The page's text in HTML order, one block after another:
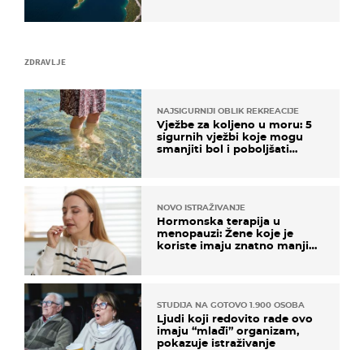
ZDRAVLJE
NAJSIGURNIJI OBLIK REKREACIJE
Vježbe za koljeno u moru: 5
sigurnih vježbi koje mogu
smanjiti bol i poboljšati
NOVO ISTRAŽIVANJE
Hormonska terapija u
menopauzi: Žene koje je
koriste imaju znatno manji
STUDIJA NA GOTOVO 1.900 OSOBA
Ljudi koji redovito rade ovo
imaju “mlađi” organizam,
pokazuje istraživanje